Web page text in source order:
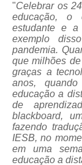
"Celebrar os
educação, o
estudante e a
exemplo
pandemia.
que milhões
graças a
anos,
educação a
de
blackboard,
fazendo
IESB, no
em uma
educação a